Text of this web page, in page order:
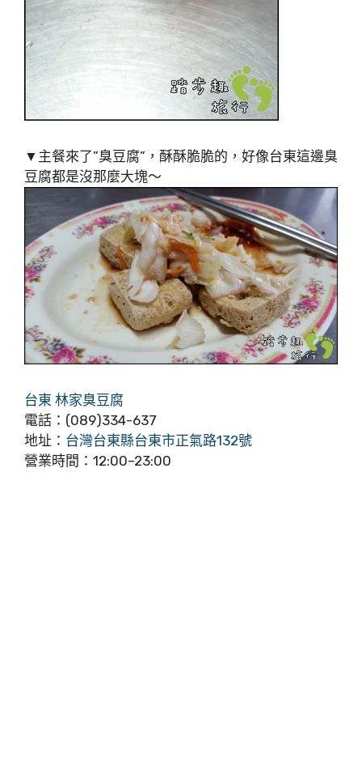
▼主餐來了”臭豆腐”，酥酥脆脆的，好像台東這邊臭
豆腐都是沒那麼大塊～
台東 林家臭豆腐
電話：(089)334-637
地址： 台灣台東縣台東市正氣路132號
營業時間：12:00–23:00